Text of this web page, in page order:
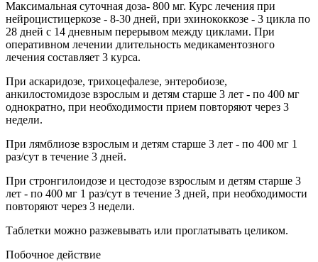
Максимальная суточная доза- 800 мг. Курс лечения при
нейроцистицеркозе - 8-30 дней, при эхинококкозе - 3 цикла по
28 дней с 14 дневным перерывом между циклами. При
оперативном лечении длительность медикаментозного
лечения составляет 3 курса.
При аскаридозе, трихоцефалезе, энтеробиозе,
анкилостомидозе взрослым и детям старше 3 лет - по 400 мг
однократно, при необходимости прием повторяют через 3
недели.
При лямблиозе взрослым и детям старше 3 лет - по 400 мг 1
раз/сут в течение 3 дней.
При стронгилоидозе и цестодозе взрослым и детям старше 3
лет - по 400 мг 1 раз/сут в течение 3 дней, при необходимости
повторяют через 3 недели.
Таблетки можно разжевывать или проглатывать целиком.
Побочное действие